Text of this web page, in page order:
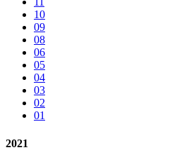
10
09
08
06
05
04
03
02
01
2021